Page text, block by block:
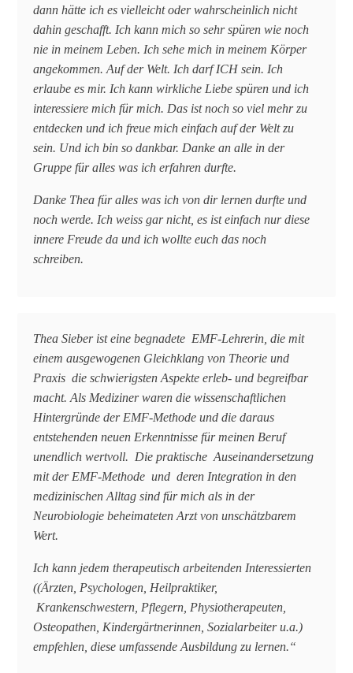
dann hätte ich es vielleicht oder wahrscheinlich nicht
dahin geschafft. Ich kann mich so sehr spüren wie noch
nie in meinem Leben. Ich sehe mich in meinem Körper
angekommen. Auf der Welt. Ich darf ICH sein. Ich
erlaube es mir. Ich kann wirkliche Liebe spüren und ich
interessiere mich für mich. Das ist noch so viel mehr zu
entdecken und ich freue mich einfach auf der Welt zu
sein. Und ich bin so dankbar. Danke an alle in der
Gruppe für alles was ich erfahren durfte.
Danke Thea für alles was ich von dir lernen durfte und
noch werde. Ich weiss gar nicht, es ist einfach nur diese
innere Freude da und ich wollte euch das noch
schreiben.
Thea Sieber ist eine begnadete EMF-Lehrerin, die mit
einem ausgewogenen Gleichklang von Theorie und
Praxis die schwierigsten Aspekte erleb- und begreifbar
macht. Als Mediziner waren die wissenschaftlichen
Hintergründe der EMF-Methode und die daraus
entstehenden neuen Erkenntnisse für meinen Beruf
unendlich wertvoll. Die praktische Auseinandersetzung
mit der EMF-Methode und deren Integration in den
medizinischen Alltag sind für mich als in der
Neurobiologie beheimateten Arzt von unschätzbarem
Wert.
Ich kann jedem therapeutisch arbeitenden Interessierten
((Ärzten, Psychologen, Heilpraktiker,
Krankenschwestern, Pflegern, Physiotherapeuten,
Osteopathen, Kindergärtnerinnen, Sozialarbeiter u.a.)
empfehlen, diese umfassende Ausbildung zu lernen.“